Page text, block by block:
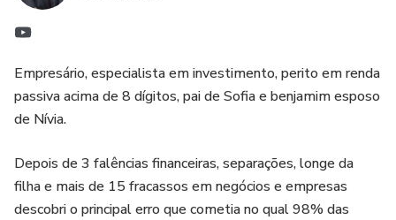
Empresário, especialista em investimento, perito em renda
passiva acima de 8 dígitos, pai de Sofia e benjamim esposo
de Nívia.
Depois de 3 falências financeiras, separações, longe da
filha e mais de 15 fracassos em negócios e empresas
descobri o principal erro que cometia no qual 98% das